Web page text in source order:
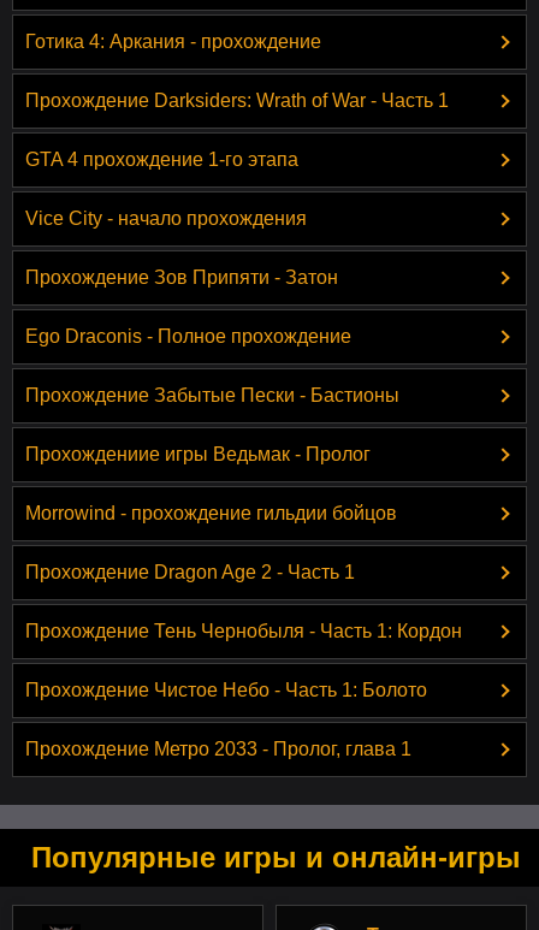
Готика 4: Аркания - прохождение
Прохождение Darksiders: Wrath of War - Часть 1
GTA 4 прохождение 1-го этапа
Vice City - начало прохождения
Прохождение Зов Припяти - Затон
Ego Draconis - Полное прохождение
Прохождение Забытые Пески - Бастионы
Прохождениие игры Ведьмак - Пролог
Morrowind - прохождение гильдии бойцов
Прохождение Dragon Age 2 - Часть 1
Прохождение Тень Чернобыля - Часть 1: Кордон
Прохождение Чистое Небо - Часть 1: Болото
Прохождение Метро 2033 - Пролог, глава 1
Популярные игры и онлайн-игры